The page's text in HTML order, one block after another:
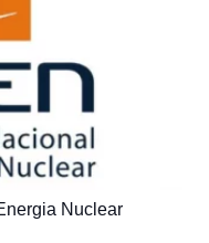
Nuclear